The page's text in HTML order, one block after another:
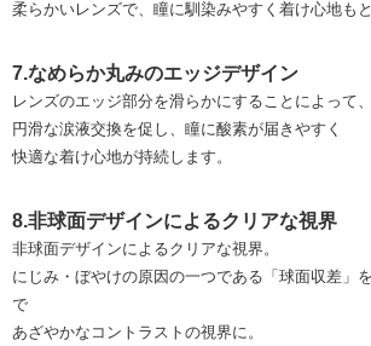
柔らかいレンズで、瞳に馴染みやすく着け心地も
7.なめらか丸みのエッジデザイン
レンズのエッジ部分を滑らかにすることによって、
円滑な涙液交換を促し、瞳に酸素が届きやすく
快適な着け心地が持続します。
8.非球面デザインによるクリアな視界
非球面デザインによるクリアな視界。
にじみ・ぼやけの原因の一つである「球面収差」
で
あざやかなコントラストの視界に。